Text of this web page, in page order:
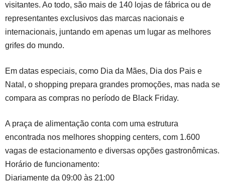
visitantes. Ao todo, são mais de 140 lojas de fábrica ou de
representantes exclusivos das marcas nacionais e
internacionais, juntando em apenas um lugar as melhores
grifes do mundo.
Em datas especiais, como Dia da Mães, Dia dos Pais e
Natal, o shopping prepara grandes promoções, mas nada se
compara as compras no período de Black Friday.
A praça de alimentação conta com uma estrutura
encontrada nos melhores shopping centers, com 1.600
vagas de estacionamento e diversas opções gastronômicas.
Horário de funcionamento:
Diariamente da 09:00 às 21:00